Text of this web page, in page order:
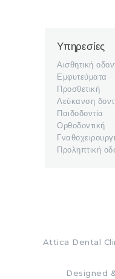
Υπηρεσίες
Αισθητική
Εμφυτεύματα
Προσθετική
Λεύκανση
Παιδοδοντία
Ορθοδοντική
Προληπτική
Attica Dental
Designed